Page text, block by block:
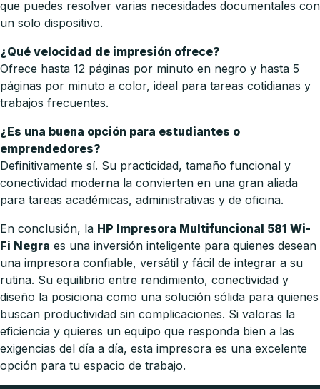
que puedes resolver varias necesidades documentales con
un solo dispositivo.
¿Qué velocidad de impresión ofrece?
Ofrece hasta 12 páginas por minuto en negro y hasta 5
páginas por minuto a color, ideal para tareas cotidianas y
trabajos frecuentes.
¿Es una buena opción para estudiantes o
emprendedores?
Definitivamente sí. Su practicidad, tamaño funcional y
conectividad moderna la convierten en una gran aliada
para tareas académicas, administrativas y de oficina.
En conclusión, la HP Impresora Multifuncional 581 Wi-
Fi Negra es una inversión inteligente para quienes desean
una impresora confiable, versátil y fácil de integrar a su
rutina. Su equilibrio entre rendimiento, conectividad y
diseño la posiciona como una solución sólida para quienes
buscan productividad sin complicaciones. Si valoras la
eficiencia y quieres un equipo que responda bien a las
exigencias del día a día, esta impresora es una excelente
opción para tu espacio de trabajo.